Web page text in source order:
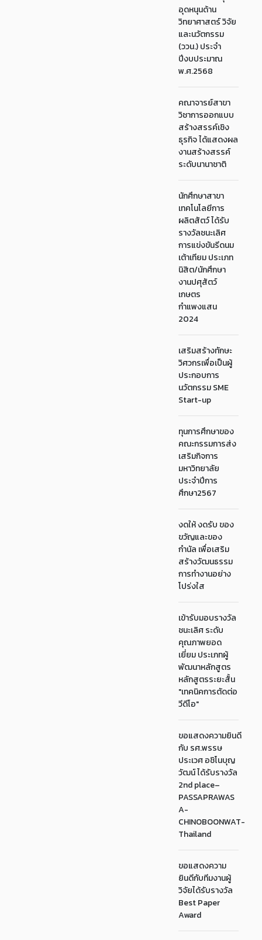
อุดหนุนด้าน
วิทยาศาสตร์ วิจัย
และนวัตกรรม
(ววน.) ประจำ
ปีงบประมาณ
พ.ศ.2568
คณาจารย์สาขา
วิชาการออกแบบ
สร้างสรรค์เชิง
ธุรกิจ ได้แสดงผล
งานสร้างสรรค์
ระดับนานาชาติ
นักศึกษาสาขา
เทคโนโลยีการ
ผลิตสัตว์ ได้รับ
รางวัลชนะเลิศ
การแข่งขันรีดนม
เต้าเทียม ประเภท
นิสิต/นักศึกษา
งานปศุสัตว์
เกษตร
กำแพงแสน
2024
เสริมสร้างทักษะ
วิศวกรเพื่อเป็นผู้
ประกอบการ
นวัตกรรม SME
Start-up
ทุนการศึกษาของ
คณะกรรมการส่ง
เสริมกิจการ
มหาวิทยาลัย
ประจำปีการ
ศึกษา2567
งดให้ งดรับ ของ
ขวัญและของ
กำนัล เพื่อเสริม
สร้างวัฒนธรรม
การทำงานอย่าง
โปร่งใส
เข้ารับมอบรางวัล
ชนะเลิศ ระดับ
คุณภาพยอด
เยี่ยม ประเภทผู้
พัฒนาหลักสูตร
หลักสูตรระยะสั้น
"เทคนิคการตัดต่อ
วีดีโอ"
ขอแสดงความยินดี
กับ รศ.พรรษ
ประเวศ อชิโนบุญ
วัฒน์ ได้รับรางวัล
2nd place–
PASSAPRAWAS
A-
CHINOBOONWAT-
Thailand
ขอแสดงความ
ยินดีกับทีมงานผู้
วิจัยได้รับรางวัล
Best Paper
Award